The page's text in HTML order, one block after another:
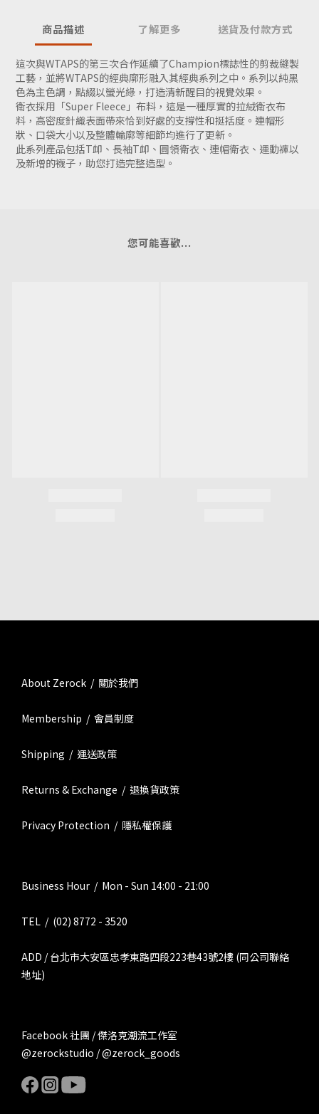
商品描述 了解更多 送貨及付款方式
這次與WTAPS的第三次合作延續了Champion標誌性的剪裁縫製
工藝，並將WTAPS的經典廓形融入其經典系列之中。系列以純黑
色為主色調，點綴以螢光綠，打造清新醒目的視覺效果。
衛衣採用「Super Fleece」布料，這是一種厚實的拉絨衛衣布
料，高密度針織表面帶來恰到好處的支撐性和挺括度。連帽形
狀、口袋大小以及整體輪廓等細節均進行了更新。
此系列產品包括T卹、長袖T卹、圓領衛衣、連帽衛衣、運動褲以
及新增的襪子，助您打造完整造型。
您可能喜歡...
About Zerock / 關於我們
Membership / 會員制度
Shipping / 運送政策
Returns & Exchange / 退換貨政策
Privacy Protection / 隱私權保護
Business Hour / Mon - Sun 14:00 - 21:00
TEL / (02) 8772 - 3520
ADD / 台北市大安區忠孝東路四段223巷43號2樓 (同公司聯絡
地址)
Facebook 社團 / 傑洛克潮流工作室
@zerockstudio / @zerock_goods